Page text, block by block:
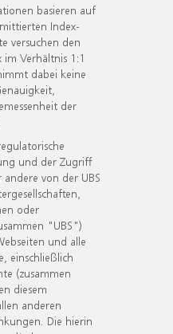
basieren auf
Index-
versuchen den
Verhältnis 1:1
dabei keine
der
und der Zugriff
von der UBS
oder
"UBS")
und alle
einschließlich
(zusammen
diesem
anderen
Die hierin